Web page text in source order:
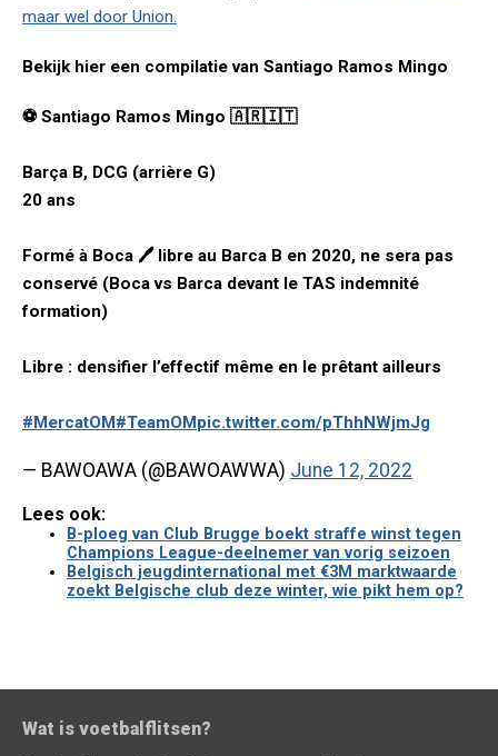
maar wel door Union.
Bekijk hier een compilatie van Santiago Ramos Mingo
⚽️ Santiago Ramos Mingo 🇦🇷🇮🇹
Barça B, DCG (arrière G)
20 ans
Formé à Boca 🖊 libre au Barca B en 2020, ne sera pas
conservé (Boca vs Barca devant le TAS indemnité
formation)
Libre : densifier l’effectif même en le prêtant ailleurs
#MercatOM#TeamOMpic.twitter.com/pThhNWjmJg
— BAWOAWA (@BAWOAWWA) June 12, 2022
Lees ook:
B-ploeg van Club Brugge boekt straffe winst tegen
Champions League-deelnemer van vorig seizoen
Belgisch jeugdinternational met €3M marktwaarde
zoekt Belgische club deze winter, wie pikt hem op?
Wat is voetbalflitsen?